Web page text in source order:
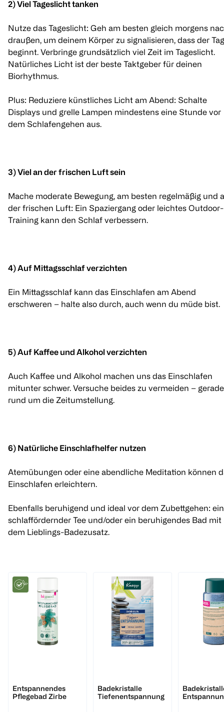
2) Viel Tageslicht tanken
Nutze das Tageslicht: Geh am besten gleich morgens
draußen, um deinem Körper zu signalisieren, dass der Tag
beginnt. Verbringe grundsätzlich viel Zeit im Tageslicht.
Natürliches Licht ist der beste Taktgeber für deinen
Biorhythmus.
Plus: Reduziere künstliches Licht am Abend: Schalte
Displays und grelle Lampen mindestens eine Stunde vor
dem Schlafengehen aus.
3) Viel an der frischen Luft sein
Mache moderate Bewegung, am besten regelmäßig und
der frischen Luft: Ein Spaziergang oder leichtes Outdoor-
Training kann den Schlaf verbessern.
4) Auf Mittagsschlaf verzichten
Ein Mittagsschlaf kann das Einschlafen am Abend
erschweren – halte also durch, auch wenn du müde bist.
5) Auf Kaffee und Alkohol verzichten
Auch Kaffee und Alkohol machen uns das Einschlafen
mitunter schwer. Versuche beides zu vermeiden – gerade
rund um die Zeitumstellung.
6) Natürliche Einschlafhelfer nutzen
Atemübungen oder eine abendliche Meditation können
Einschlafen erleichtern.
Ebenfalls beruhigend und ideal vor dem Zubettgehen: ein
schlaffördernder Tee und/oder ein beruhigendes Bad mit
dem Lieblings-Badezusatz.
Entspannendes
Pflegebad Zirbe
Badekristalle
Tiefenentspannung